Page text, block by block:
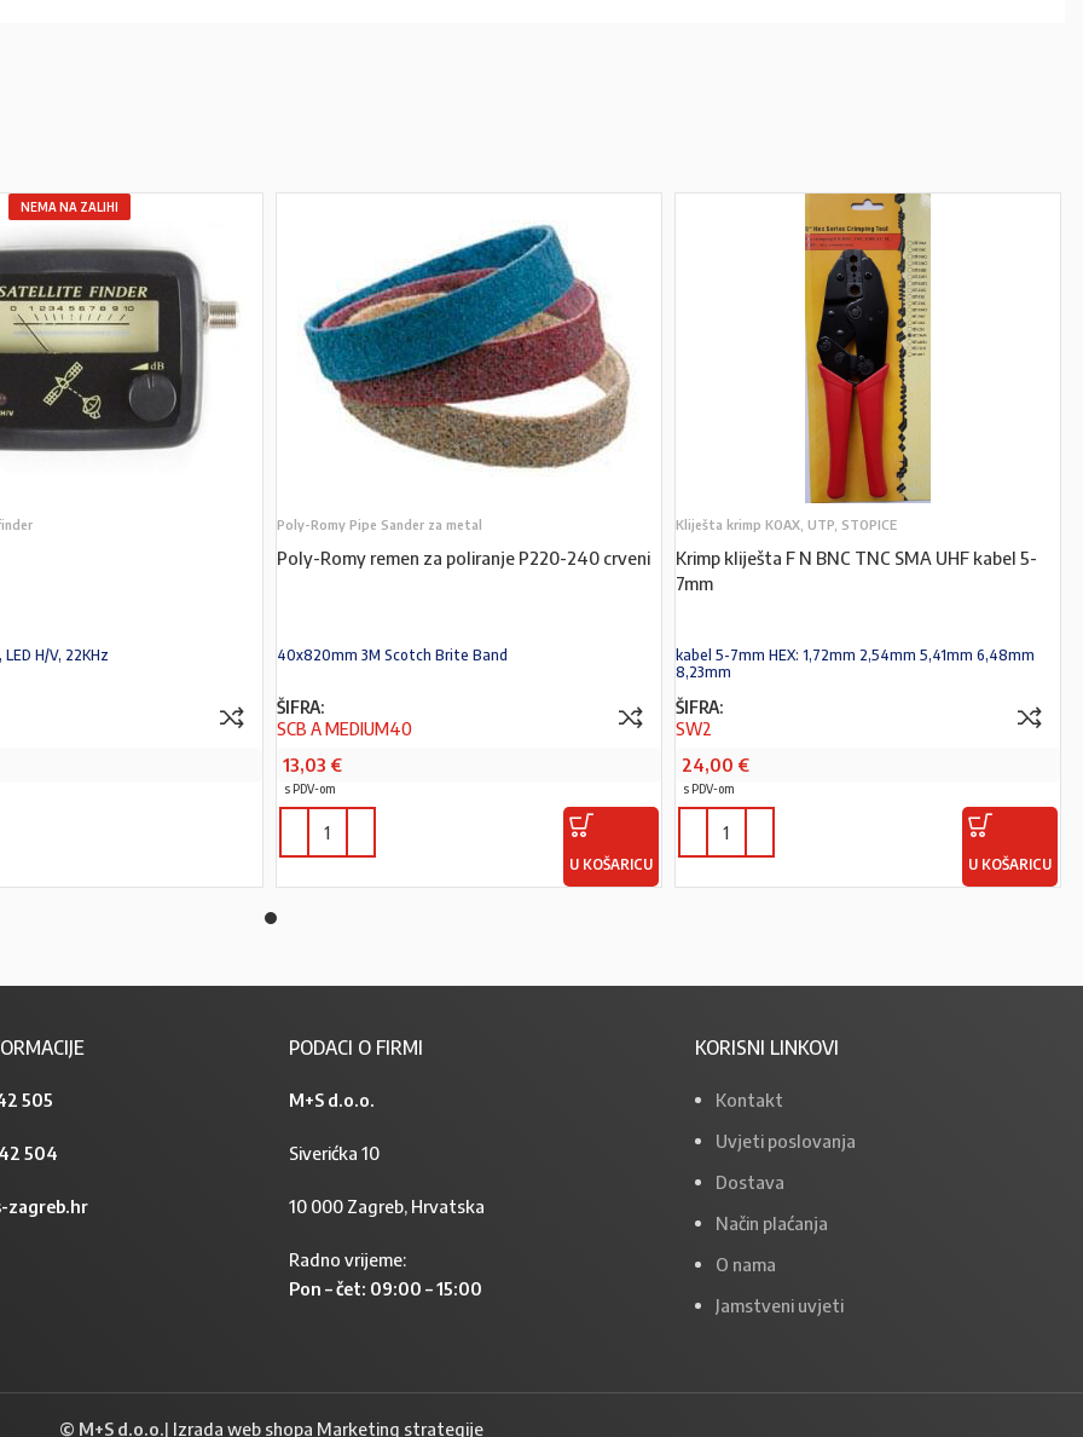
NEMA NA ZALIHI
H/V, 22KHz
Poly-Romy Pipe Sander za metal
Poly-Romy remen za poliranje P220-240 crveni
40x820mm 3M Scotch Brite Band
ŠIFRA:
SCB A MEDIUM40
13,03 €
s PDV-om
U KOŠARICU
Kliješta krimp KOAX, UTP, STOPICE
Krimp kliješta F N BNC TNC SMA UHF kabel 5-
7mm
kabel 5-7mm HEX: 1,72mm 2,54mm 5,41mm 6,48mm
8,23mm
ŠIFRA:
SW2
24,00 €
s PDV-om
U KOŠARICU
505
504
zagreb.hr
PODACI O FIRMI
M+S d.o.o.
Siverićka 10
10 000 Zagreb, Hrvatska
Radno vrijeme:
Pon – čet: 09:00 – 15:00
KORISNI LINKOVI
Kontakt
Uvjeti poslovanja
Dostava
Način plaćanja
O nama
Jamstveni uvjeti
© M+S d.o.o.| Izrada web shopa Marketing strategije